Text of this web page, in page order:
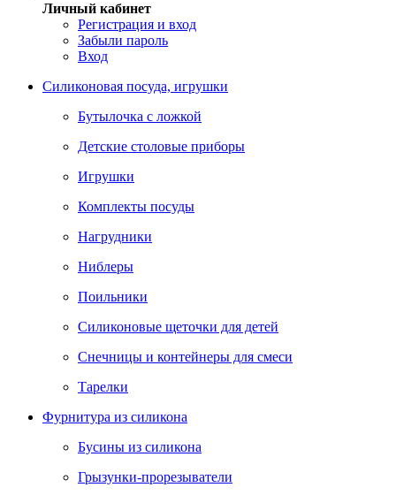
Личный кабинет
Регистрация и вход
Забыли пароль
Вход
Силиконовая посуда, игрушки
Бутылочка с ложкой
Детские столовые приборы
Игрушки
Комплекты посуды
Нагрудники
Ниблеры
Поильники
Силиконовые щеточки для детей
Снечницы и контейнеры для смеси
Тарелки
Фурнитура из силикона
Бусины из силикона
Грызунки-прорезыватели